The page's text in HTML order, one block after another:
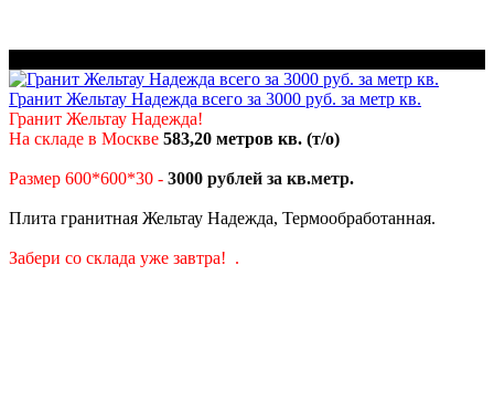
Гранит Жельтау Надежда всего за 3000 руб. за метр кв.
Гранит Жельтау Надежда!
На складе в Москве 583,20 метров кв. (т/о)
Размер 600*600*30 - 3000 рублей за кв.метр.
Плита гранитная Жельтау Надежда, Термообработанная.
Забери со склада уже завтра! .